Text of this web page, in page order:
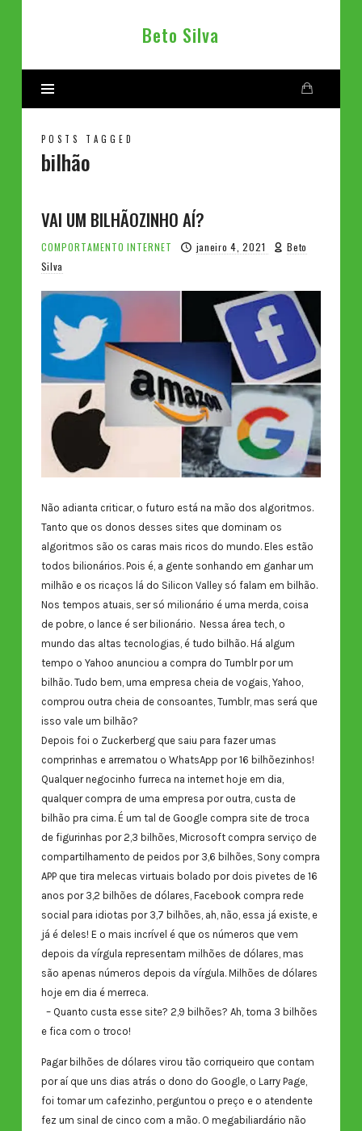
Beto
Beto Silva
POSTS TAGGED
bilhão
VAI UM BILHÃOZINHO AÍ?
COMPORTAMENTO INTERNET janeiro 4, 2021
Beto
Silva
Não adianta criticar, o futuro está na mão dos algoritmos.
Tanto que os donos desses sites que dominam os
algoritmos são os caras mais ricos do mundo. Eles estão
todos bilionários. Pois é, a gente sonhando em ganhar um
milhão e os ricaços lá do Silicon Valley só falam em bilhão.
Nos tempos atuais, ser só milionário é uma merda, coisa
de pobre, o lance é ser bilionário. Nessa área tech, o
mundo das altas tecnologias, é tudo bilhão. Há algum
tempo o Yahoo anunciou a compra do Tumblr por um
bilhão. Tudo bem, uma empresa cheia de vogais, Yahoo,
comprou outra cheia de consoantes, Tumblr, mas será que
isso vale um bilhão?
Depois foi o Zuckerberg que saiu para fazer umas
comprinhas e arrematou o WhatsApp por 16 bilhõezinhos!
Qualquer negocinho furreca na internet hoje em dia,
qualquer compra de uma empresa por outra, custa de
bilhão pra cima. É um tal de Google compra site de troca
de figurinhas por 2,3 bilhões, Microsoft compra serviço de
compartilhamento de peidos por 3,6 bilhões, Sony compra
APP que tira melecas virtuais bolado por dois pivetes de 16
anos por 3,2 bilhões de dólares, Facebook compra rede
social para idiotas por 3,7 bilhões, ah, não, essa já existe, e
já é deles! E o mais incrível é que os números que vem
depois da vírgula representam milhões de dólares, mas
são apenas números depois da vírgula. Milhões de dólares
hoje em dia é merreca.
– Quanto custa esse site? 2,9 bilhões? Ah, toma 3 bilhões
e fica com o troco!
Pagar bilhões de dólares virou tão corriqueiro que contam
por aí que uns dias atrás o dono do Google, o Larry Page,
foi tomar um cafezinho, perguntou o preço e o atendente
fez um sinal de cinco com a mão. O megabiliardário não